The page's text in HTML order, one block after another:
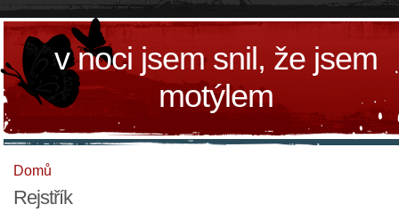
v noci jsem snil, že jsem
motýlem
Domů
Rejstřík